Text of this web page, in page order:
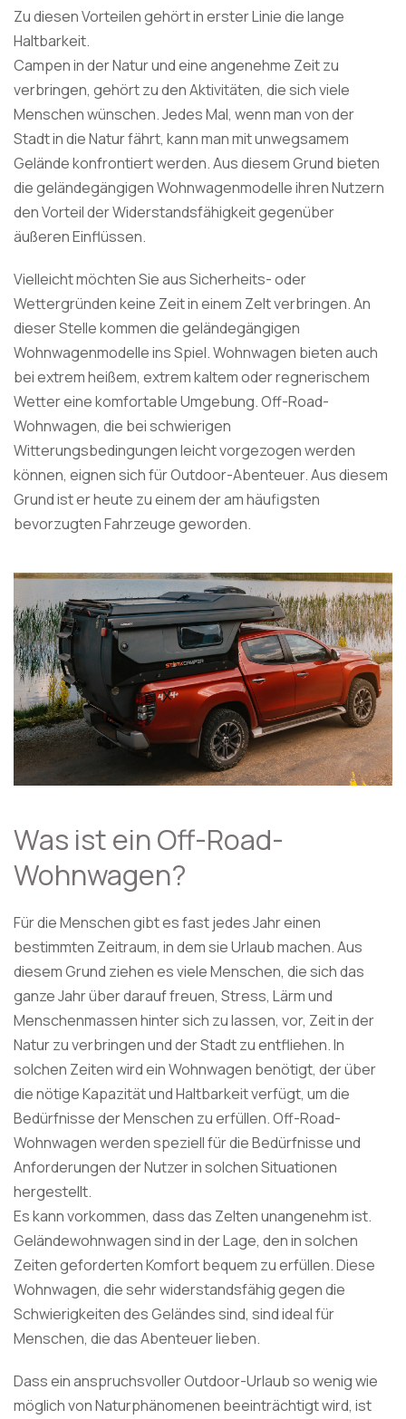
Zu diesen Vorteilen gehört in erster Linie die lange
Haltbarkeit.
Campen in der Natur und eine angenehme Zeit zu
verbringen, gehört zu den Aktivitäten, die sich viele
Menschen wünschen. Jedes Mal, wenn man von der
Stadt in die Natur fährt, kann man mit unwegsamem
Gelände konfrontiert werden. Aus diesem Grund bieten
die geländegängigen Wohnwagenmodelle ihren Nutzern
den Vorteil der Widerstandsfähigkeit gegenüber
äußeren Einflüssen.
Vielleicht möchten Sie aus Sicherheits- oder
Wettergründen keine Zeit in einem Zelt verbringen. An
dieser Stelle kommen die geländegängigen
Wohnwagenmodelle ins Spiel. Wohnwagen bieten auch
bei extrem heißem, extrem kaltem oder regnerischem
Wetter eine komfortable Umgebung. Off-Road-
Wohnwagen, die bei schwierigen
Witterungsbedingungen leicht vorgezogen werden
können, eignen sich für Outdoor-Abenteuer. Aus diesem
Grund ist er heute zu einem der am häufigsten
bevorzugten Fahrzeuge geworden.
Was ist ein Off-Road-
Wohnwagen?
Für die Menschen gibt es fast jedes Jahr einen
bestimmten Zeitraum, in dem sie Urlaub machen. Aus
diesem Grund ziehen es viele Menschen, die sich das
ganze Jahr über darauf freuen, Stress, Lärm und
Menschenmassen hinter sich zu lassen, vor, Zeit in der
Natur zu verbringen und der Stadt zu entfliehen. In
solchen Zeiten wird ein Wohnwagen benötigt, der über
die nötige Kapazität und Haltbarkeit verfügt, um die
Bedürfnisse der Menschen zu erfüllen. Off-Road-
Wohnwagen werden speziell für die Bedürfnisse und
Anforderungen der Nutzer in solchen Situationen
hergestellt.
Es kann vorkommen, dass das Zelten unangenehm ist.
Geländewohnwagen sind in der Lage, den in solchen
Zeiten geforderten Komfort bequem zu erfüllen. Diese
Wohnwagen, die sehr widerstandsfähig gegen die
Schwierigkeiten des Geländes sind, sind ideal für
Menschen, die das Abenteuer lieben.
Dass ein anspruchsvoller Outdoor-Urlaub so wenig wie
möglich von Naturphänomenen beeinträchtigt wird, ist